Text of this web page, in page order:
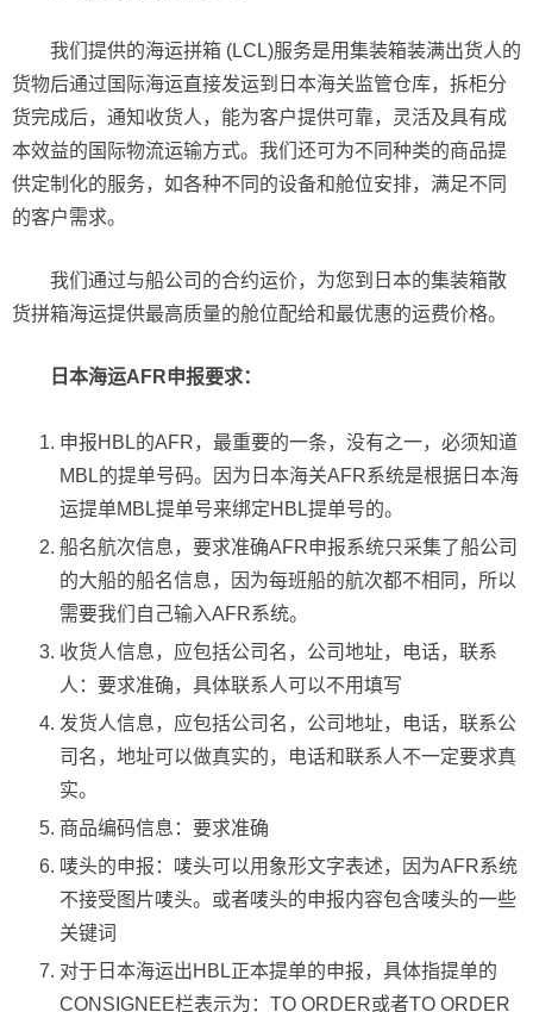
我们提供的海运拼箱 (LCL)服务是用集装箱装满出货人的
货物后通过国际海运直接发运到日本海关监管仓库，拆柜分
货完成后，通知收货人，能为客户提供可靠，灵活及具有成
本效益的国际物流运输方式。我们还可为不同种类的商品提
供定制化的服务，如各种不同的设备和舱位安排，满足不同
的客户需求。
我们通过与船公司的合约运价，为您到日本的集装箱散
货拼箱海运提供最高质量的舱位配给和最优惠的运费价格。
日本海运AFR申报要求：
申报HBL的AFR，最重要的一条，没有之一，必须知道
MBL的提单号码。因为日本海关AFR系统是根据日本海
运提单MBL提单号来绑定HBL提单号的。
船名航次信息，要求准确AFR申报系统只采集了船公司
的大船的船名信息，因为每班船的航次都不相同，所以
需要我们自己输入AFR系统。
收货人信息，应包括公司名，公司地址，电话，联系
人：要求准确，具体联系人可以不用填写
发货人信息，应包括公司名，公司地址，电话，联系公
司名，地址可以做真实的，电话和联系人不一定要求真
实。
商品编码信息：要求准确
唛头的申报：唛头可以用象形文字表述，因为AFR系统
不接受图片唛头。或者唛头的申报内容包含唛头的一些
关键词
对于日本海运出HBL正本提单的申报，具体指提单的
CONSIGNEE栏表示为：TO ORDER或者TO ORDER